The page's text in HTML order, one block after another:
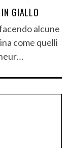
GIALLO
alcune
come quelli